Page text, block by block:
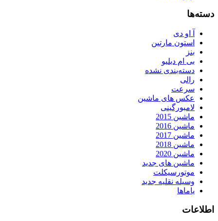
دسته‌ها
آ او دی
استون مارتین
بنز
بی ام دبلیو
دسته‌بندی نشده
رالی
سرعت
عکس های ماشین
لامبورگینی
ماشین 2015
ماشین 2016
ماشین 2017
ماشین 2018
ماشین 2020
ماشین های جدید
موتورسیکلت
وسیله نقلیه جدید
یاماها
اطلاعات